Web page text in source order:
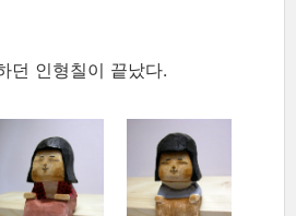
던 인형칠이 끝났다.